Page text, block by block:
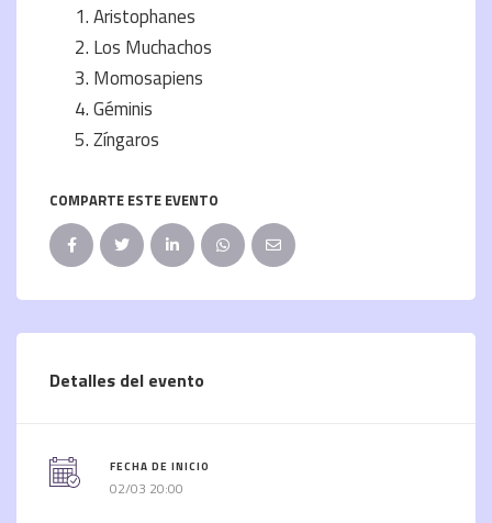
Aristophanes
Los Muchachos
Momosapiens
Géminis
Zíngaros
COMPARTE ESTE EVENTO
Detalles del evento
FECHA DE INICIO
02/03 20:00